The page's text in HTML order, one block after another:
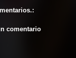
comentario